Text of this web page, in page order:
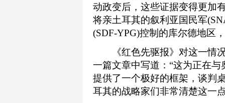
动政变后，这些证据变得更加
将亲土耳其的叙利亚国民军
(SDF-YPG)控制的库尔德地区
《红色先驱报》对这一情况
一篇文章中写道：“这为正在与
提供了一个极好的框架，谈
耳其的战略家们非常清楚这一